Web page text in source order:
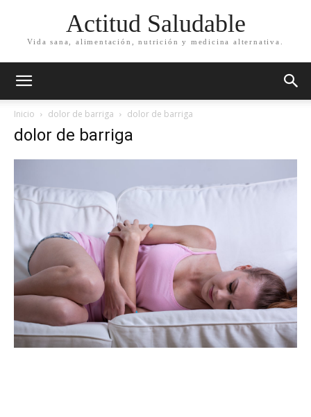
Actitud Saludable
Vida sana, alimentación, nutrición y medicina alternativa.
Inicio dolor de barriga dolor de barriga
dolor de barriga